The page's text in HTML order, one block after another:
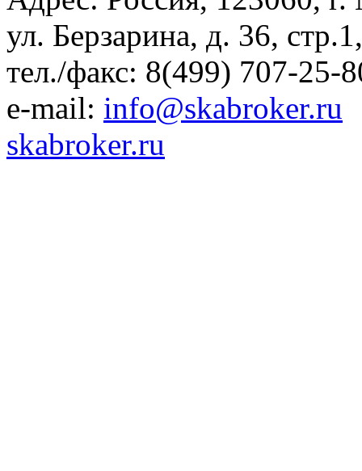
ул. Берзарина, д. 36,
тел./факс: 8(499) 707-25-
e-mail: info@skabroker.ru
skabroker.ru